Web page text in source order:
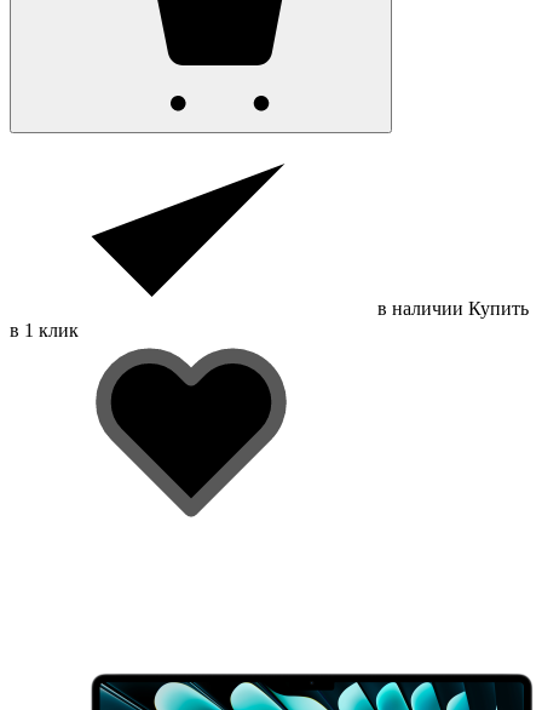
в наличии Купить
в 1 клик